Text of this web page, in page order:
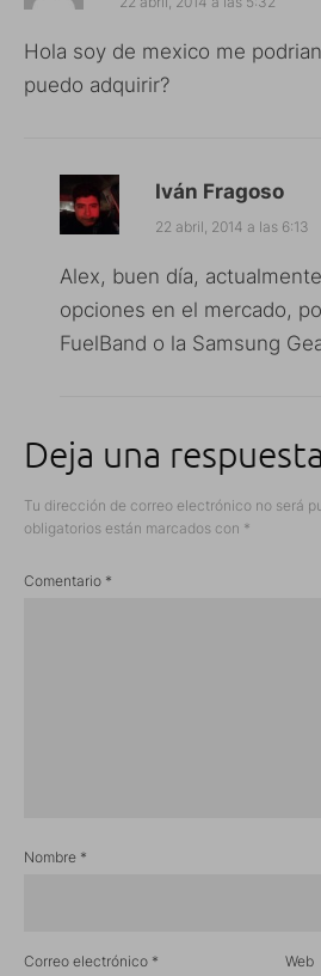
Hola soy de mexico me
puedo adquirir?
Iván Fragoso
22 abril, 2014 a las 6:13
Alex, buen día,
opciones en el mercado,
FuelBand o la Samsung
Deja una respuesta
Tu dirección de correo electrónico no será
obligatorios están marcados con *
Comentario *
Nombre *
Correo electrónico * Web